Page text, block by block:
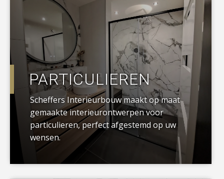
PARTICULIEREN
Scheffers Interieurbouw maakt op maat
gemaakte interieurontwerpen voor
particulieren, perfect afgestemd op uw
wensen.